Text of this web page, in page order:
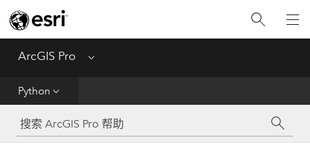
ArcGIS Pro Menu
Python
工具参考
Python